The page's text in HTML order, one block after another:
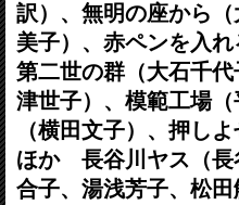
訳）、無明の座から
美子）、赤ペンを入れ
第二世の群（大石千
津世子）、模範工場
（横田文子）、押し
ほか 長谷川ヤス（
合子、湯浅芳子、松